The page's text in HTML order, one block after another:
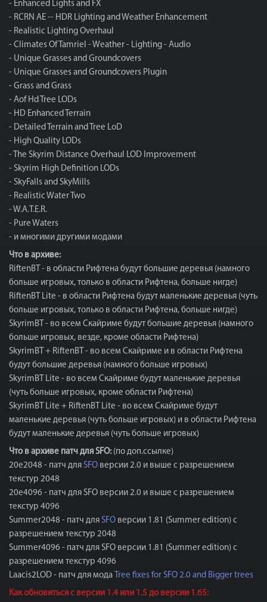
- Enhanced Lights and FX
- RCRN AE -- HDR Lighting and Weather Enhancement
- Realistic Lighting Overhaul
- Climates Of Tamriel - Weather - Lighting - Audio
- Unique Grasses and Groundcovers
- Unique Grasses and Groundcovers Plugin
- Grass and Grass
- Aof Hd Tree LODs
- HD Enhanced Terrain
- Detailed Terrain and Tree LoD
- High Quality LODs
- The Skyrim Distance Overhaul LOD Improvement
- Skyrim High Definition LODs
- SkyFalls and SkyMills
- Realistic Water Two
- W.A.T.E.R.
- Pure Waters
- и многими другими модами
Что в архиве:
RiftenBT - в области Рифтена будут большие деревья (намного
больше игровых, только в области Рифтена, больше нигде)
RiftenBT Lite - в области Рифтена будут маленькие деревья (чуть
больше игровых, только в области Рифтена, больше нигде)
SkyrimBT - во всем Скайриме будут большие деревья (намного
больше игровых, везде, кроме области Рифтена)
SkyrimBT + RiftenBT - во всем Скайриме и в области Рифтена
будут большие деревья (намного больше игровых)
SkyrimBT Lite - во всем Скайриме будут маленькие деревья
(чуть больше игровых, кроме области Рифтена)
SkyrimBT Lite + RiftenBT Lite - во всем Скайриме будут
маленькие деревья (чуть больше игровых) и в области Рифтена
будут маленькие деревья (чуть больше игровых)
Что в архиве патч для SFO: (по доп.ссылке)
20e2048 - патч для SFO версии 2.0 и выше с разрешением
текстур 2048
20e4096 - патч для SFO версии 2.0 и выше с разрешением
текстур 4096
Summer2048 - патч для SFO версии 1.81 (Summer edition) с
разрешением текстур 2048
Summer4096 - патч для SFO версии 1.81 (Summer edition) с
разрешением текстур 4096
Laacis2LOD - патч для мода Tree fixes for SFO 2.0 and Bigger trees
Как обновиться с версии 1.4 или 1.5 до версии 1.65: